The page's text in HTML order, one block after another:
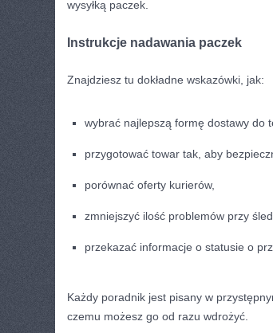
wysyłką paczek.
Instrukcje nadawania paczek
Znajdziesz tu dokładne wskazówki, jak:
wybrać najlepszą formę dostawy do
przygotować towar tak, aby
porównać oferty kurierów,
zmniejszyć ilość problemów przy
przekazać informacje o statusie o
Każdy poradnik jest pisany w
czemu możesz go od razu wdrożyć.